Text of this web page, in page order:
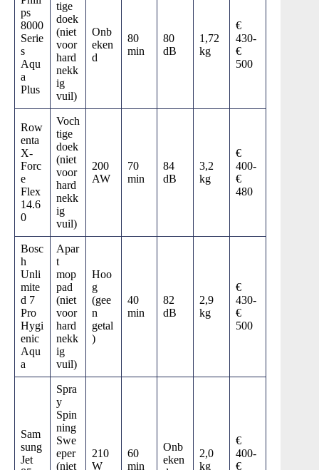
ps
8000
Serie
s
Aqu
a
Plus
tige
doek
(niet
voor
hard
nekk
ig
vuil)
Onb
eken
d
80
min
80
dB
1,72
kg
€
430-
€
500
Row
enta
X-
Forc
e
Flex
14.6
0
Voch
tige
doek
(niet
voor
hard
nekk
ig
vuil)
200
AW
70
min
84
dB
3,2
kg
€
400-
€
480
Bosc
h
Unli
mite
d 7
Pro
Hygi
enic
Aqu
a
Apar
t
mop
pad
(niet
voor
hard
nekk
ig
vuil)
Hoo
g
(gee
n
getal
)
40
min
82
dB
2,9
kg
€
430-
€
500
Sam
sung
Jet
Spra
y
Spin
ning
Swe
eper
(niet
210
W
60
min
Onb
eken
2,0
kg
€
400-
€